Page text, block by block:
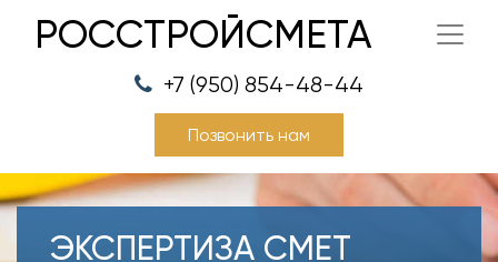
РОССТРОЙСМЕТА
+7 (950) 854-48-44
Позвонить нам
ЭКСПЕРТИЗА СМЕТ